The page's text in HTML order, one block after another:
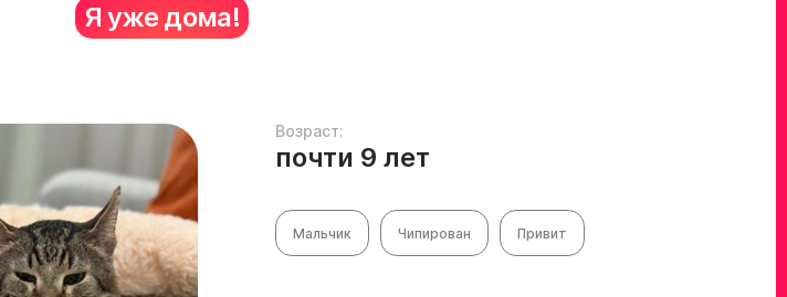
Я уже дома!
Возраст:
почти 9 лет
Мальчик Чипирован Привит